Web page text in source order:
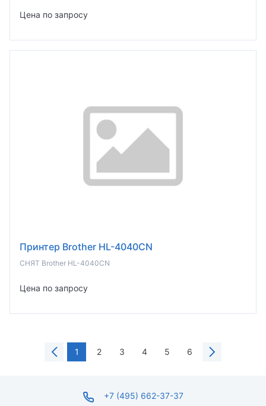
Цена по запросу
Принтер Brother HL-4040CN
СНЯТ Brother HL-4040CN
Цена по запросу
1 2 3 4 5 6
+7 (495) 662-37-37